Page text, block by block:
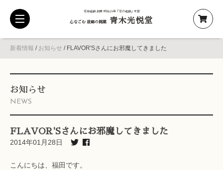
京都老舗 創業 明治25年「京の老舗」受賞
心なごむ 故郷の銘菓 青木光悦堂
toggle
navigation
新着情報 / お知らせ / FLAVOR'Sさんにお邪魔してきました
お知らせ
NEWS
FLAVOR'Sさんにお邪魔してきました
2014年01月28日
こんにちは、福田です。